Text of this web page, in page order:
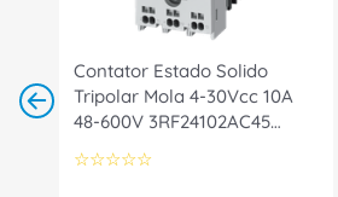
Contator Estado Solido
Tripolar Mola 4-30Vcc 10A
48-600V 3RF24102AC45
Siemens
☆☆☆☆☆